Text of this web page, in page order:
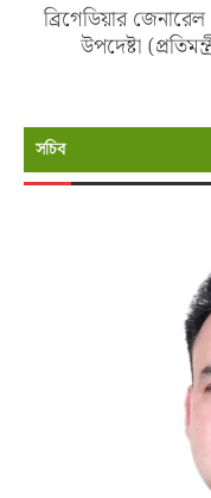
ব্রিগেডিয়ার
উপদেষ্টা
সচিব